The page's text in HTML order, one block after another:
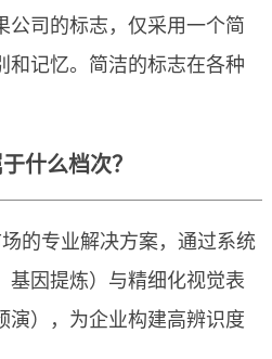
国际知名设计团队可达5
备品牌战略思维，能将企业
设计费的标志差异
公司的标志，仅采用一个简
和记忆。简洁的标志在各种
杂图案与元素，让观众能
公司的标志，仅采用一个简
和记忆。简洁的标志在各种
应不同媒介和尺寸需求，像
等场景，都能清晰展现 。
应该具备哪些特点？
什么档次？
的专业解决方案，通过系统
基因提炼）与精细化视觉表
演），为企业构建高辨识度